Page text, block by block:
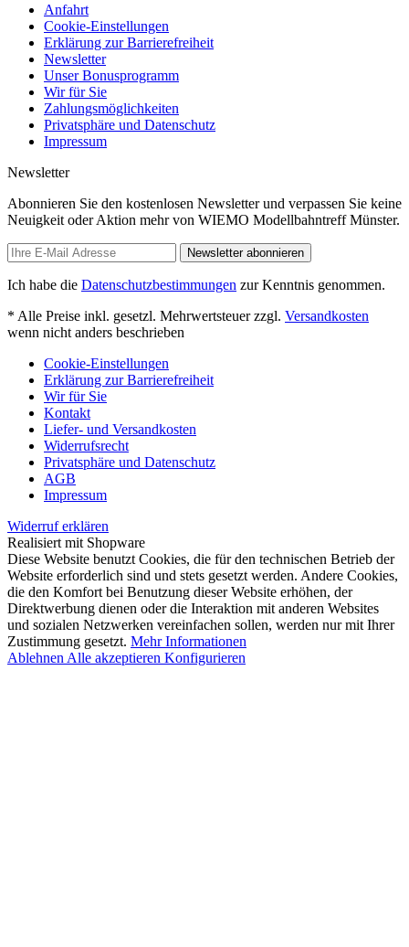
Anfahrt
Cookie-Einstellungen
Erklärung zur Barrierefreiheit
Newsletter
Unser Bonusprogramm
Wir für Sie
Zahlungsmöglichkeiten
Privatsphäre und Datenschutz
Impressum
Newsletter
Abonnieren Sie den kostenlosen Newsletter und verpassen Sie keine
Neuigkeit oder Aktion mehr von WIEMO Modellbahntreff Münster.
Newsletter abonnieren
Ich habe die Datenschutzbestimmungen zur Kenntnis genommen.
* Alle Preise inkl. gesetzl. Mehrwertsteuer zzgl. Versandkosten
wenn nicht anders beschrieben
Cookie-Einstellungen
Erklärung zur Barrierefreiheit
Wir für Sie
Kontakt
Liefer- und Versandkosten
Widerrufsrecht
Privatsphäre und Datenschutz
AGB
Impressum
Widerruf erklären
Realisiert mit Shopware
Diese Website benutzt Cookies, die für den technischen Betrieb der
Website erforderlich sind und stets gesetzt werden. Andere Cookies,
die den Komfort bei Benutzung dieser Website erhöhen, der
Direktwerbung dienen oder die Interaktion mit anderen Websites
und sozialen Netzwerken vereinfachen sollen, werden nur mit Ihrer
Zustimmung gesetzt. Mehr Informationen
Ablehnen Alle akzeptieren Konfigurieren